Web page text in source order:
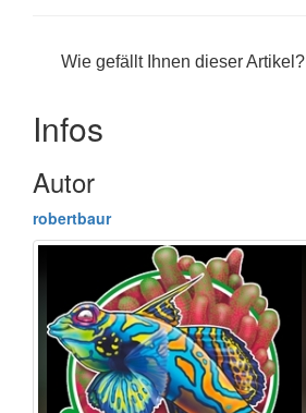
Wie gefällt Ihnen dieser Artikel?
Infos
Autor
robertbaur